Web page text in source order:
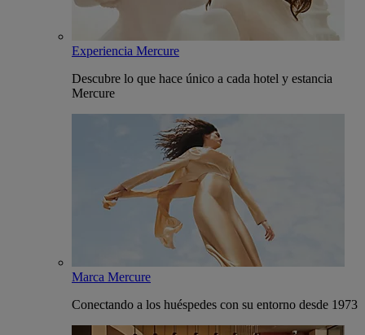
Experiencia Mercure
Descubre lo que hace único a cada hotel y estancia
Mercure
Marca Mercure
Conectando a los huéspedes con su entorno desde 1973